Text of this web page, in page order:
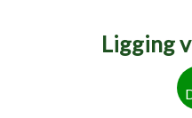
Ligging